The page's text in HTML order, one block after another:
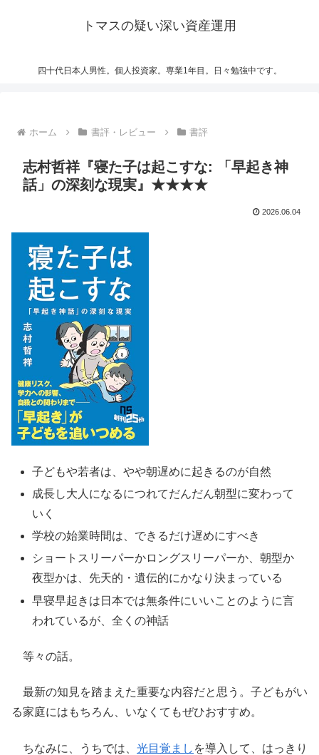
トマスの疑い深い資産運用
四十代日本人男性。個人投資家。専業1年目。日々勉強中です。
ホーム 書評・レビュー 書評
志村哲祥『寝た子は起こすな: 「早起き神
話」の深刻な現実』★★★★
2026.06.04
子どもや若者は、やや朝遅めに起きるのが自然
成長し大人になるにつれてだんだん朝型に変わって
いく
学校の始業時間は、できるだけ遅めにすべき
ショートスリーパーかロングスリーパーか、朝型か
夜型かは、先天的・遺伝的にかなり決まっている
早寝早起きは日本では無条件にいいことのように言
われているが、全くの神話
等々の話。
最新の知見を踏まえた重要な内容だと思う。子どもがい
る家庭にはもちろん、いなくてもぜひおすすめ。
ちなみに、うちでは、 光目覚まし を導入して、はっきり